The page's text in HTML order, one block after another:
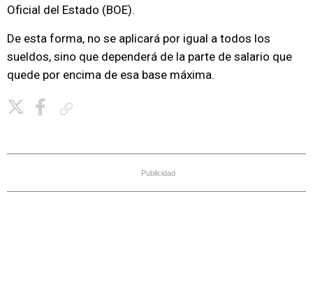
Oficial del Estado (BOE).
De esta forma, no se aplicará por igual a todos los
sueldos, sino que dependerá de la parte de salario que
quede por encima de esa base máxima.
Publicidad